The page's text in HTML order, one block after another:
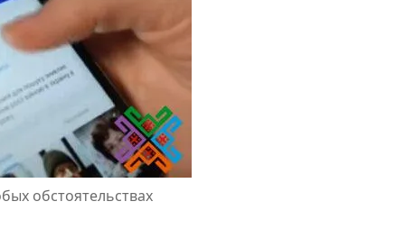
обстоятельствах